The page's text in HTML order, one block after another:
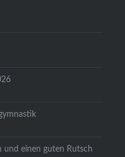
und einen guten Rutsch